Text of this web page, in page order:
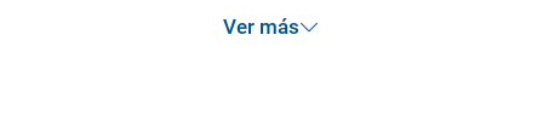
Ver más